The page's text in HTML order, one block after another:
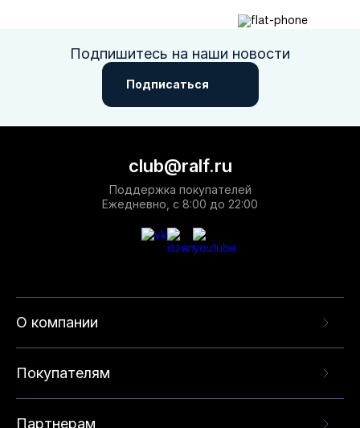
Подпишитесь на наши новости
Подписаться
О компании
Покупателям
Партнерам
club@ralf.ru
Поддержка покупателей
Ежедневно, с 8:00 до 22:00